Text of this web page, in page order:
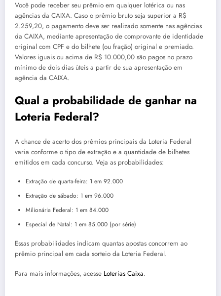
Você pode receber seu prêmio em qualquer lotérica ou nas
agências da CAIXA. Caso o prêmio bruto seja superior a R$
2.259,20, o pagamento deve ser realizado somente nas agências
da CAIXA, mediante apresentação de comprovante de identidade
original com CPF e do bilhete (ou fração) original e premiado.
Valores iguais ou acima de R$ 10.000,00 são pagos no prazo
mínimo de dois dias úteis a partir de sua apresentação em
agência da CAIXA.
Qual a probabilidade de ganhar na
Loteria Federal?
A chance de acerto dos prêmios principais da Loteria Federal
varia conforme o tipo de extração e a quantidade de bilhetes
emitidos em cada concurso. Veja as probabilidades:
Extração de quarta-feira: 1 em 92.000
Extração de sábado: 1 em 96.000
Milionária Federal: 1 em 84.000
Especial de Natal: 1 em 85.000 (por série)
Essas probabilidades indicam quantas apostas concorrem ao
prêmio principal em cada sorteio da Loteria Federal.
Para mais informações, acesse Loterias Caixa.